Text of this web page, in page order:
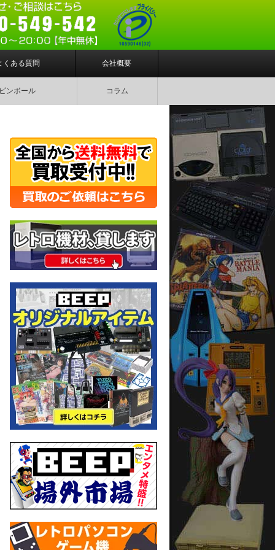
くある質問 会社概要
ンボール コラム